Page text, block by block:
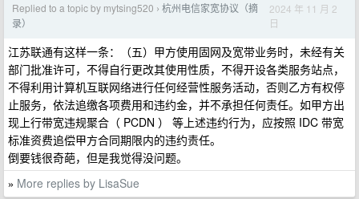
Replied to a topic by mytsing520 › 杭州电信家宽协议（摘
录）
2024 年 11 月 2
日
江苏联通有这样一条：（五）甲方使用固网及宽带业务时，未经有关
部门批准许可，不得自行更改其使用性质，不得开设各类服务站点，
不得利用计算机互联网络进行任何经营性服务活动，否则乙方有权停
止服务，依法追缴各项费用和违约金，并不承担任何责任。如甲方出
现上行带宽违规聚合（ PCDN ） 等上述违约行为，应按照 IDC 带宽
标准资费追偿甲方合同期限内的违约责任。
倒要钱很奇葩，但是我觉得没问题。
» More replies by LisaSue